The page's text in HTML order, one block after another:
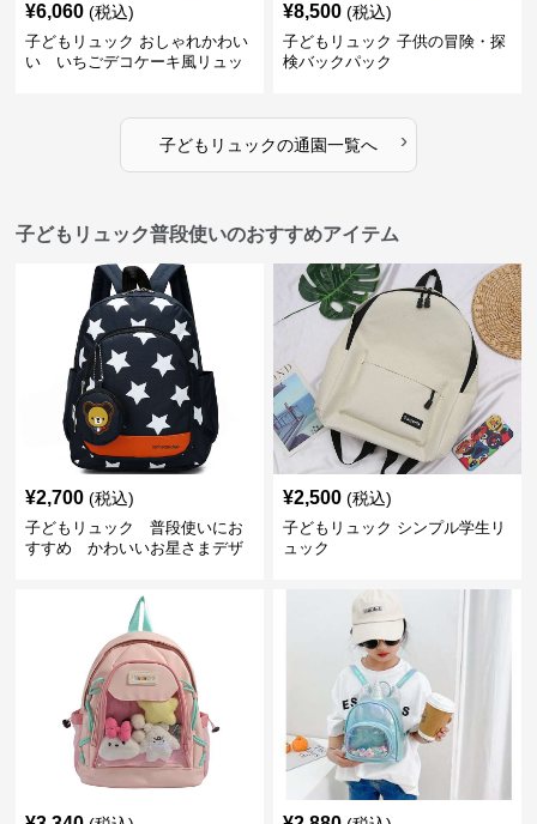
¥6,060 (税込)
子どもリュック おしゃれかわい
い いちごデコケーキ風リュッ
¥8,500 (税込)
子どもリュック 子供の冒険・探
検バックパック
子どもリュックの通園一覧へ ›
子どもリュック普段使いのおすすめアイテム
¥2,700 (税込)
子どもリュック 普段使いにお
すすめ かわいいお星さまデザ
¥2,500 (税込)
子どもリュック シンプル学生リ
ュック